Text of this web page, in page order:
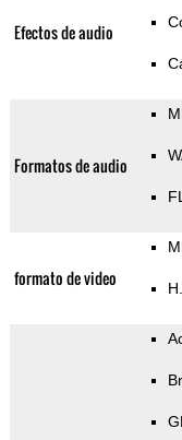
Efectos de audio
Formatos de audio
formato de video